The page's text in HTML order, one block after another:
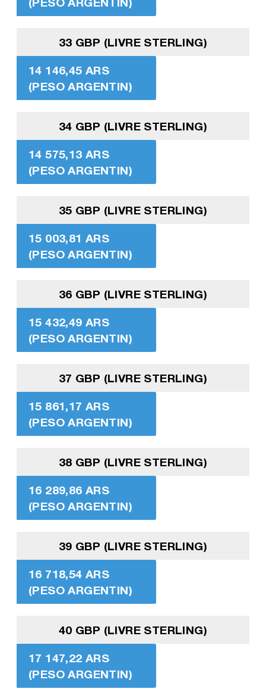
33 GBP (LIVRE STERLING)
14 146,45 ARS
(PESO ARGENTIN)
34 GBP (LIVRE STERLING)
14 575,13 ARS
(PESO ARGENTIN)
35 GBP (LIVRE STERLING)
15 003,81 ARS
(PESO ARGENTIN)
36 GBP (LIVRE STERLING)
15 432,49 ARS
(PESO ARGENTIN)
37 GBP (LIVRE STERLING)
15 861,17 ARS
(PESO ARGENTIN)
38 GBP (LIVRE STERLING)
16 289,86 ARS
(PESO ARGENTIN)
39 GBP (LIVRE STERLING)
16 718,54 ARS
(PESO ARGENTIN)
40 GBP (LIVRE STERLING)
17 147,22 ARS
(PESO ARGENTIN)